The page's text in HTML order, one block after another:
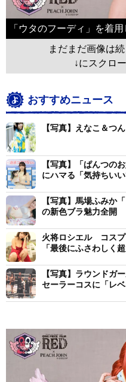
「ウタのフーディ」を着用
まだまだ画像は
↓にスクロ
おすすめニュース
【写真】えなこ＆つ
【写真】「ぱんつの
にハマる「気持ちいい
【写真】馬場ふみか
の新色ブラ魅力全開
火将ロシエル コスプ
「最後にふさわしく
【写真】ラウンドガ
セーラーコスに「レ